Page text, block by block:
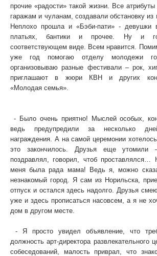
прочие «радости» такой жизни. Все
гаражам и чуланам, создавали обстановку из
Неплохо прошла и «Бэби-пати» - девушки
платьях, бантики и прочее. Ну и
соответствующем виде. Всем нравится.
уже год помогаю отделу молодежи
организовываю разные фестивали – рок,
приглашают в жюри КВН и других
«Молодая семья».
- Было очень приятно! Мыслей особых,
ведь предупредили за несколько
награждения. А на самой церемонии
это закончилось. Друзья еще утомили
поздравлял, говорил, чтоб
меня была рада мама! Ведь я, можно
незнакомый город. Я сам из Норильска,
отпуск и остался здесь надолго. Друзья
уже и здесь прописаться насовсем, а я не
дом в другом месте.
- Я просто увидел объявление, что
должность арт-директора развлекательного
собеседований, малость приврал, что